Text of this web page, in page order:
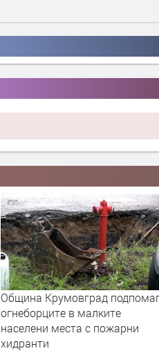
Първо издание на „Записки по
българските въстания“ от 1892
г. може да се види в архива на
Кърджали